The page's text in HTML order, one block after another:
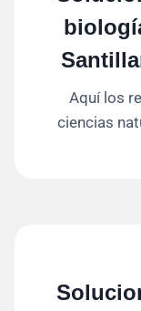
Aquí los
ciencias